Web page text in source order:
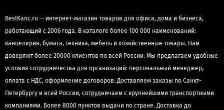
BestKanc.ru — интернет-магазин товаров для офиса, дома и бизнеса,
работающий с 2006 года. В каталоге более 100 000 наименований:
канцелярия, бумага, техника, мебель и хозяйственные товары. Нам
доверяют более 20000 клиентов по всей России. Мы предлагаем удобные
условия сотрудничества для организаций: персональный менеджер,
оплата с НДС, оформление договоров. Доставляем заказы по Санкт-
Петербургу и всей России, сотрудничаем с крупнейшими транспортными
компаниями. Более 8000 пунктов выдачи по стране. Доставка до